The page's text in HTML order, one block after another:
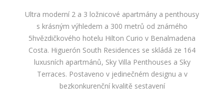
Ultra moderní 2 a 3 ložnicové apartmány a penthousy
s krásným výhledem a 300 metrů od známého
5hvězdičkového hotelu Hilton Curio v Benalmadena
Costa. Higuerón South Residences se skládá ze 164
luxusních apartmánů, Sky Villa Penthouses a Sky
Terraces. Postaveno v jedinečném designu a v
bezkonkurenční kvalitě sestavení